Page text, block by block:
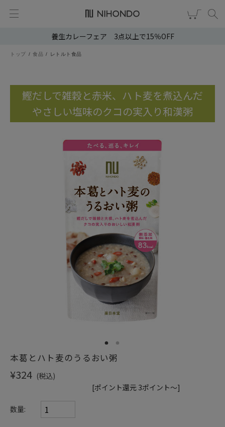
養生カレーフェア 3点以上で15％OFF
トップ 食品 レトルト食品
鰹だしで雑穀と赤米、ハト麦を煮込んだ
やさしい塩味のクコの実入り和漢粥
1 2
本葛とハト麦のうるおい粥
¥324 (税込)
[ポイント還元 3ポイント～]
数量:
新規会員登録 ログイン
漢茶
ショッピングガイド